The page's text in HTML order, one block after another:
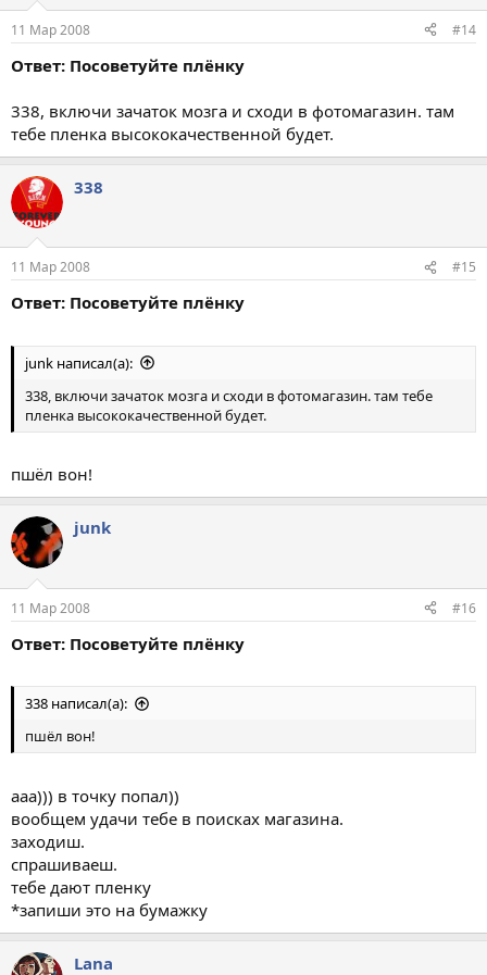
11 Мар 2008 #14
Ответ: Посоветуйте плёнку
338, включи зачаток мозга и сходи в фотомагазин. там
тебе пленка высококачественной будет.
338
11 Мар 2008 #15
Ответ: Посоветуйте плёнку
junk написал(а):
338, включи зачаток мозга и сходи в фотомагазин. там тебе
пленка высококачественной будет.
пшёл вон!
junk
11 Мар 2008 #16
Ответ: Посоветуйте плёнку
338 написал(а):
пшёл вон!
ааа))) в точку попал))
вообщем удачи тебе в поисках магазина.
заходиш.
спрашиваеш.
тебе дают пленку
*запиши это на бумажку
Lana